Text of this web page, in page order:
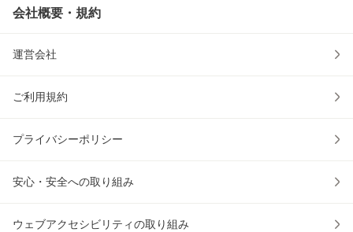
会社概要・規約
運営会社
ご利用規約
プライバシーポリシー
安心・安全への取り組み
ウェブアクセシビリティの取り組み